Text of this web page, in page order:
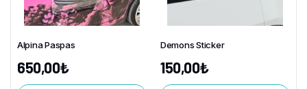
Alpina Paspas
650,00₺
Demons Sticker
150,00₺